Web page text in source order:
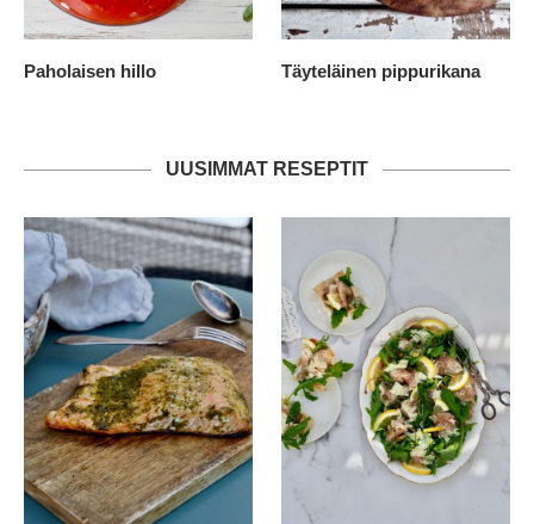
Paholaisen hillo Täyteläinen pippurikana
UUSIMMAT RESEPTIT